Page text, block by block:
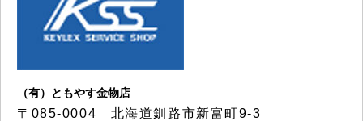
（有）ともやす金物店
〒085-0004 北海道釧路市新富町9-3